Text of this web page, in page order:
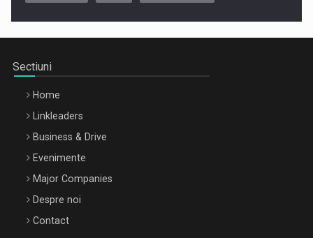
Be Inspired. Make it Happen!, ARTEMIS LETO, ORADEA, 8
Octombrie
Sectiuni
Home
Linkleaders
Business & Drive
Evenimente
Major Companies
Despre noi
Contact